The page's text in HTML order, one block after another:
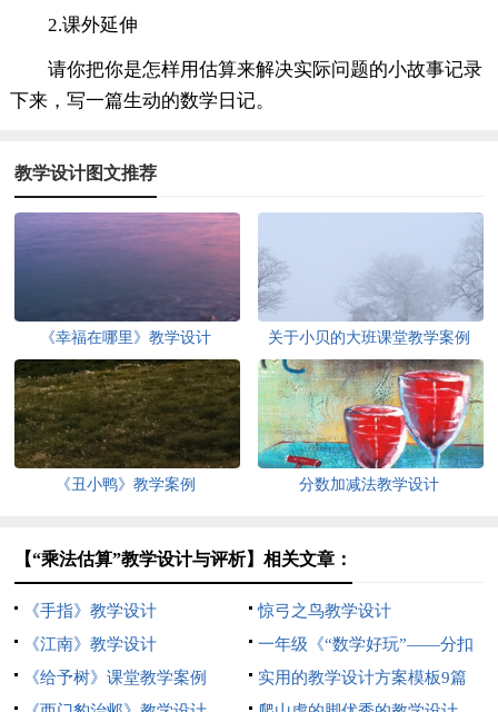
2.课外延伸
请你把你是怎样用估算来解决实际问题的小故事记录
下来，写一篇生动的数学日记。
教学设计图文推荐
《幸福在哪里》教学设计 关于小贝的大班课堂教学案例
《丑小鸭》教学案例 分数加减法教学设计
【“乘法估算”教学设计与评析】相关文章：
《手指》教学设计
惊弓之鸟教学设计
《江南》教学设计
一年级《“数学好玩”——分扣
子》教学设计
《给予树》课堂教学案例
实用的教学设计方案模板9篇